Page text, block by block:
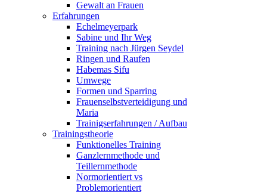
Gewalt an Frauen
Erfahrungen
Echelmeyerpark
Sabine und Ihr Weg
Training nach Jürgen Seydel
Ringen und Raufen
Habemas Sifu
Umwege
Formen und Sparring
Frauenselbstverteidigung und
Maria
Trainigserfahrungen / Aufbau
Trainingstheorie
Funktionelles Training
Ganzlernmethode und
Teillernmethode
Normorientiert vs
Problemorientiert